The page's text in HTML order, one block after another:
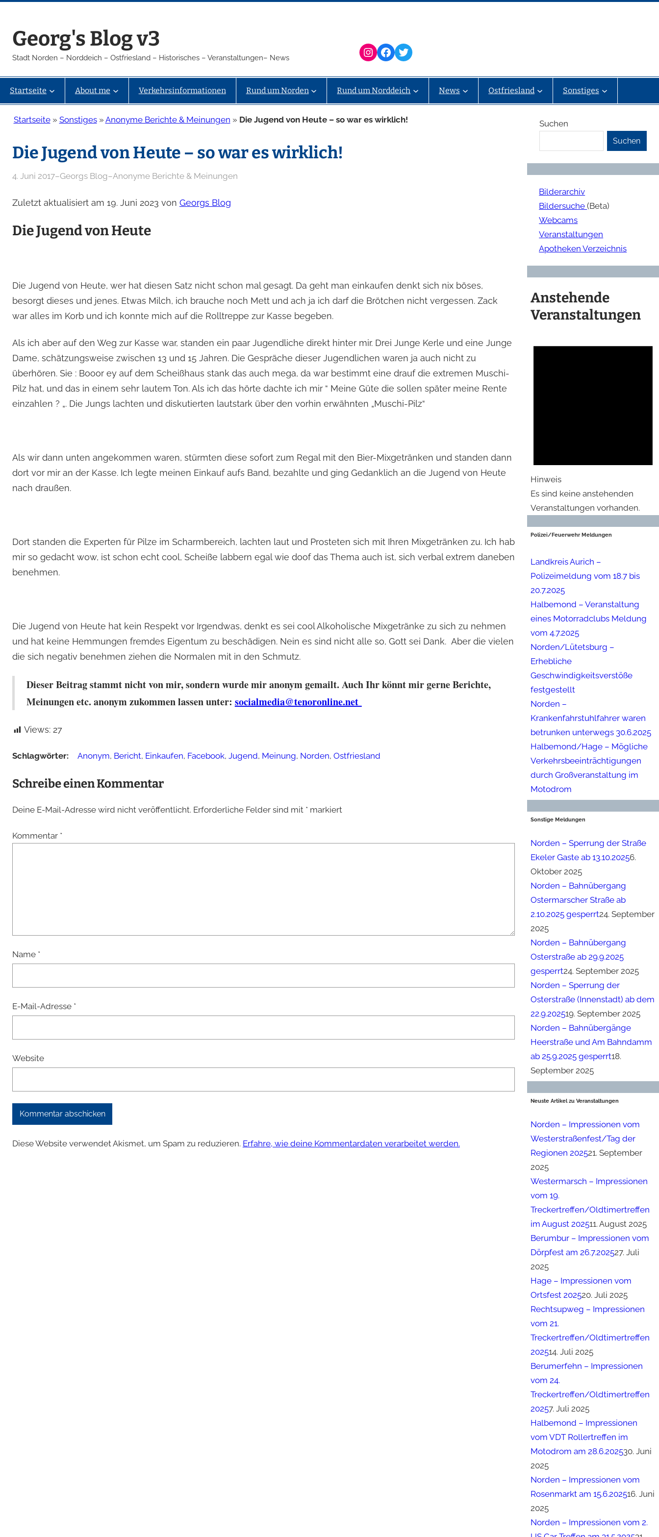
springen
Georg's Blog v3
Stadt Norden – Norddeich – Ostfriesland – Historisches – Veranstaltungen– News Instagram Facebook Twitter
Startseite About me Verkehrsinformationen Rund um Norden Rund um Norddeich News Ostfriesland Sonstiges
Startseite» Sonstiges» Anonyme Berichte & Meinungen » Die Jugend von Heute – so war es wirklich!
Die Jugend von Heute – so war es wirklich!
4. Juni 2017–Georgs Blog–Anonyme Berichte & Meinungen
Zuletzt aktualisiert am 19. Juni 2023 von Georgs Blog
Die Jugend von Heute
Die Jugend von Heute, wer hat diesen Satz nicht schon mal gesagt. Da geht man einkaufen denkt sich nix böses,
besorgt dieses und jenes. Etwas Milch, ich brauche noch Mett und ach ja ich darf die Brötchen nicht vergessen. Zack
war alles im Korb und ich konnte mich auf die Rolltreppe zur Kasse begeben.
Als ich aber auf den Weg zur Kasse war, standen ein paar Jugendliche direkt hinter mir. Drei Junge Kerle und eine Junge
Dame, schätzungsweise zwischen 13 und 15 Jahren. Die Gespräche dieser Jugendlichen waren ja auch nicht zu
überhören. Sie : Booor ey auf dem Scheißhaus stank das auch mega, da war bestimmt eine drauf die extremen Muschi-
Pilz hat, und das in einem sehr lautem Ton. Als ich das hörte dachte ich mir “ Meine Güte die sollen später meine Rente
einzahlen ? „. Die Jungs lachten und diskutierten lautstark über den vorhin erwähnten „Muschi-Pilz“
Als wir dann unten angekommen waren, stürmten diese sofort zum Regal mit den Bier-Mixgetränken und standen dann
dort vor mir an der Kasse. Ich legte meinen Einkauf aufs Band, bezahlte und ging Gedanklich an die Jugend von Heute
nach draußen.
Dort standen die Experten für Pilze im Scharmbereich, lachten laut und Prosteten sich mit Ihren Mixgetränken zu. Ich hab
mir so gedacht wow, ist schon echt cool, Scheiße labbern egal wie doof das Thema auch ist, sich verbal extrem daneben
benehmen.
Die Jugend von Heute hat kein Respekt vor Irgendwas, denkt es sei cool Alkoholische Mixgetränke zu sich zu nehmen
und hat keine Hemmungen fremdes Eigentum zu beschädigen. Nein es sind nicht alle so, Gott sei Dank. Aber die vielen
die sich negativ benehmen ziehen die Normalen mit in den Schmutz.
Dieser Beitrag stammt nicht von mir, sondern wurde mir anonym gemailt. Auch Ihr könnt mir gerne Berichte,
Meinungen etc. anonym zukommen lassen unter: socialmedia@tenoronline.net
Views: 27
Schlagwörter: Anonym, Bericht, Einkaufen, Facebook,Jugend, Meinung, Norden,Ostfriesland
Schreibe einen Kommentar
Deine E-Mail-Adresse wird nicht veröffentlicht. Erforderliche Felder sind mit *markiert
Kommentar *
Name *
E-Mail-Adresse *
Website
Diese Website verwendet Akismet, um Spam zu reduzieren. Erfahre, wie deine Kommentardaten verarbeitet werden.
Suchen
Suchen
Bilderarchiv
Bildersuche(Beta)
Webcams
Veranstaltungen
Apotheken Verzeichnis
Anstehende
Veranstaltungen
Hinweis
Es sind keine anstehenden
Veranstaltungen vorhanden.
Polizei/Feuerwehr Meldungen
Landkreis Aurich –
Polizeimeldung vom 18.7 bis
20.7.2025
Halbemond – Veranstaltung
eines Motorradclubs Meldung
vom 4.7.2025
Norden/Lütetsburg –
Erhebliche
Geschwindigkeitsverstöße
festgestellt
Norden –
Krankenfahrstuhlfahrer waren
betrunken unterwegs 30.6.2025
Halbemond/Hage – Mögliche
Verkehrsbeeinträchtigungen
durch Großveranstaltung im
Motodrom
Sonstige Meldungen
Norden – Sperrung der Straße
Ekeler Gaste ab 13.10.20256.
Oktober 2025
Norden – Bahnübergang
Ostermarscher Straße ab
2.10.2025 gesperrt24. September
2025
Norden – Bahnübergang
Osterstraße ab 29.9.2025
gesperrt24. September 2025
Norden – Sperrung der
Osterstraße (Innenstadt) ab dem
22.9.202519. September 2025
Norden – Bahnübergänge
Heerstraße und Am Bahndamm
ab 25.9.2025 gesperrt18.
September 2025
Neuste Artikel zu Veranstaltungen
Norden – Impressionen vom
Westerstraßenfest/Tag der
Regionen 202521. September
2025
Westermarsch – Impressionen
vom 19.
Treckertreffen/Oldtimertreffen
im August 202511. August 2025
Berumbur – Impressionen vom
Dörpfest am 26.7.202527. Juli
2025
Hage – Impressionen vom
Ortsfest 202520. Juli 2025
Rechtsupweg – Impressionen
vom 21.
Treckertreffen/Oldtimertreffen
202514. Juli 2025
Berumerfehn – Impressionen
vom 24.
Treckertreffen/Oldtimertreffen
20257. Juli 2025
Halbemond – Impressionen
vom VDT Rollertreffen im
Motodrom am 28.6.202530. Juni
2025
Norden – Impressionen vom
Rosenmarkt am 15.6.202516. Juni
2025
Norden – Impressionen vom 2.